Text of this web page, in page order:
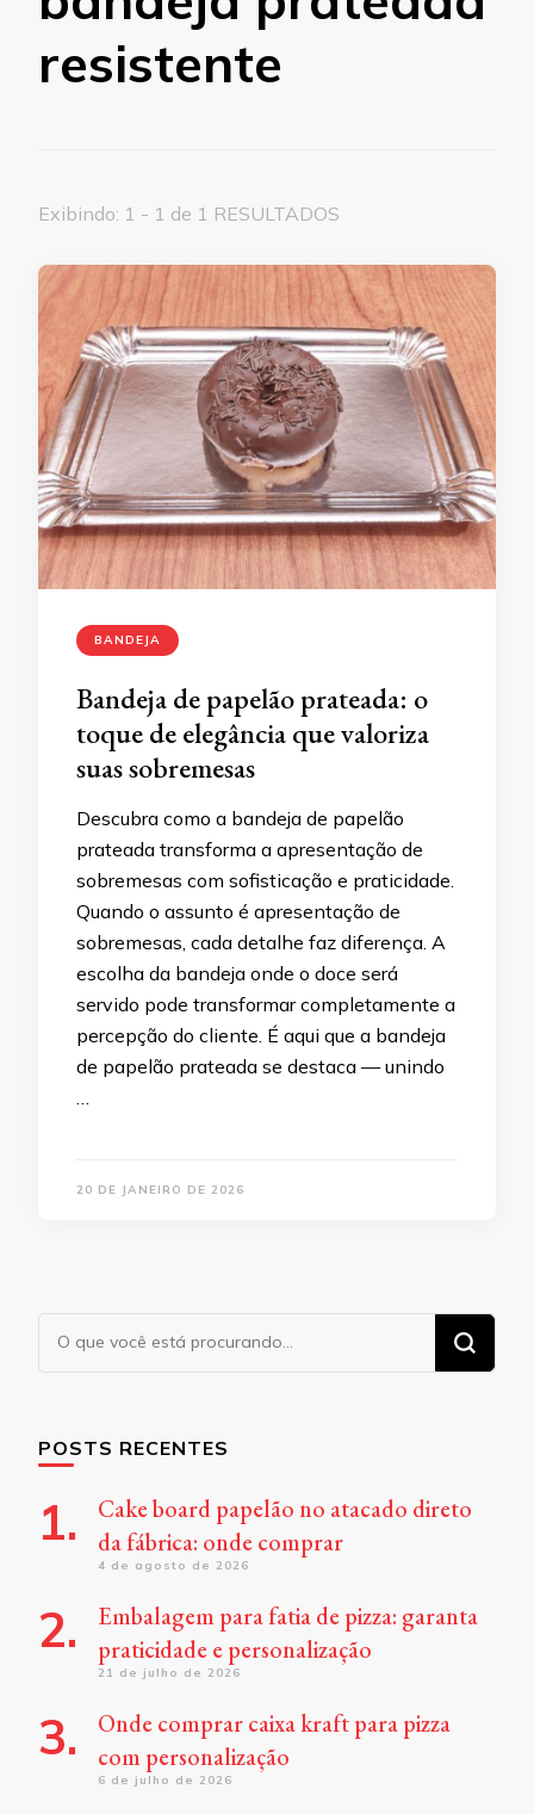
resistente
Exibindo: 1 - 1 de 1 RESULTADOS
BANDEJA
Bandeja de papelão prateada: o
toque de elegância que valoriza
suas sobremesas
Descubra como a bandeja de papelão
prateada transforma a apresentação de
sobremesas com sofisticação e praticidade.
Quando o assunto é apresentação de
sobremesas, cada detalhe faz diferença. A
escolha da bandeja onde o doce será
servido pode transformar completamente a
percepção do cliente. É aqui que a bandeja
de papelão prateada se destaca — unindo
…
20 DE JANEIRO DE 2026
Procurando
algo?
POSTS RECENTES
Cake board papelão no atacado direto
da fábrica: onde comprar
4 de agosto de 2026
Embalagem para fatia de pizza: garanta
praticidade e personalização
21 de julho de 2026
Onde comprar caixa kraft para pizza
com personalização
6 de julho de 2026